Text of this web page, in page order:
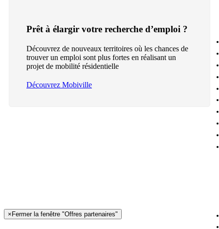
Prêt à élargir votre recherche d’emploi ?
Découvrez de nouveaux territoires où les chances de
trouver un emploi sont plus fortes en réalisant un
projet de mobilité résidentielle
Découvrez Mobiville
× Fermer la fenêtre "Offres partenaires"